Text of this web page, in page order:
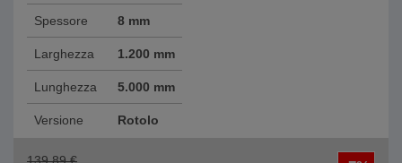
Spessore 8 mm
Larghezza 1.200 mm
Lunghezza 5.000 mm
Versione Rotolo